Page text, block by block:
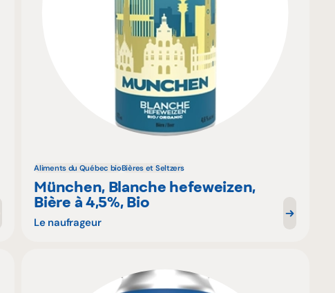
Aliments du Québec bioBières et Seltzers
München, Blanche hefeweizen,
Bière à 4,5%, Bio
Le naufrageur